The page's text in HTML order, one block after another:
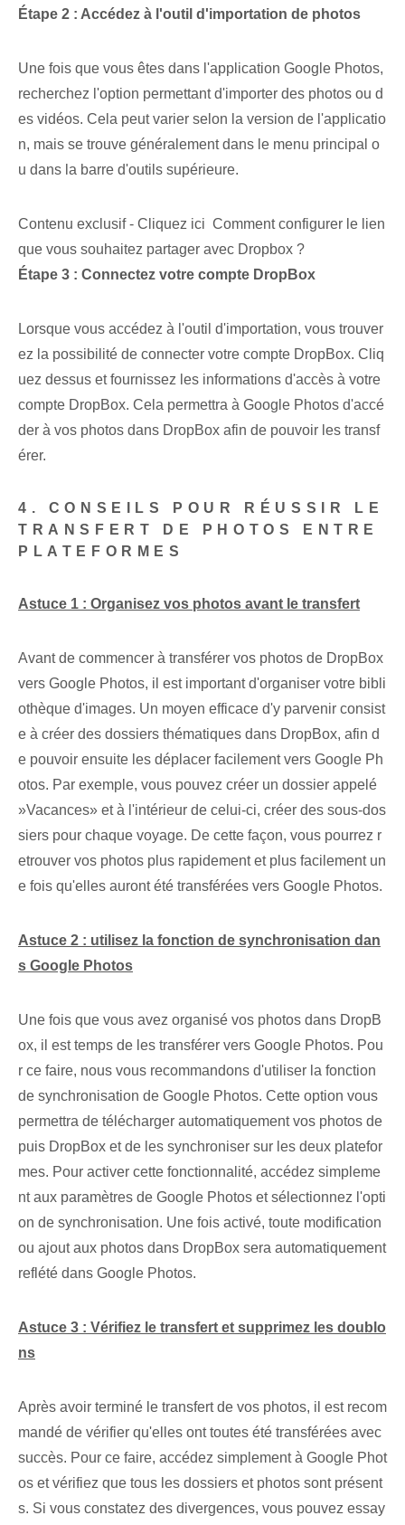
Étape 2 : Accédez à l'outil d'importation de photos
Une fois que vous êtes dans l'application Google Photos,
recherchez l'option permettant d'importer des photos ou d
es vidéos. ⁢Cela peut varier⁢ selon la version ⁣de l'applicatio
n, ⁣mais se trouve généralement dans le menu principal o
u dans la barre d'outils supérieure.
Contenu exclusif - Cliquez ici Comment configurer le lien
que vous souhaitez partager avec Dropbox ?
Étape 3 : Connectez ‌votre‍ compte DropBox
Lorsque vous accédez à l'outil d'importation, vous trouver
ez la possibilité de connecter votre compte DropBox. Cliq
uez dessus et fournissez les informations d'accès à votre
compte DropBox. Cela permettra⁤ à Google⁤ Photos d'accé
der à vos photos dans DropBox afin de pouvoir les transf
érer.
4. CONSEILS POUR RÉUSSIR LE
TRANSFERT DE PHOTOS ENTRE
PLATEFORMES
Astuce 1 : Organisez vos photos avant le transfert
Avant de commencer à transférer vos photos de DropBox
vers Google Photos, il est important d'organiser votre bibli
othèque d'images. Un moyen efficace d'y parvenir consist
e à créer des dossiers thématiques dans DropBox, afin d
e pouvoir ensuite les déplacer facilement vers Google Ph
otos. Par exemple, vous pouvez créer un dossier appelé
⁢»Vacances» ⁢et à l'intérieur⁤ de celui-ci, créer‍ des sous-dos
siers‌ pour chaque voyage. De cette façon, vous pourrez r
etrouver vos photos plus rapidement et plus facilement un
e fois qu'elles auront été transférées vers Google Photos.
Astuce 2 : utilisez la fonction de synchronisation dan
s Google Photos
Une fois que vous avez organisé vos photos dans DropB
ox, il est temps de les transférer vers Google Photos. Pou
r ce faire, nous vous recommandons d'utiliser la fonction
de synchronisation de Google Photos. Cette option vous
permettra de télécharger automatiquement vos photos de
puis DropBox et de les synchroniser sur les deux platefor
mes. Pour activer cette fonctionnalité, accédez simpleme
nt aux paramètres de Google Photos et sélectionnez l'opti
on de synchronisation. Une fois activé, toute modification
ou ajout aux photos dans DropBox sera automatiquement
reflété dans Google Photos.
Astuce 3 : Vérifiez le transfert et supprimez les doublo
ns
Après avoir terminé le transfert de vos photos, il est recom
mandé de vérifier qu'elles ont toutes été transférées avec
succès. ‌Pour ce faire, accédez simplement à Google Phot
os et vérifiez que tous les dossiers et photos sont présent
s. Si vous constatez des divergences, vous pouvez essay